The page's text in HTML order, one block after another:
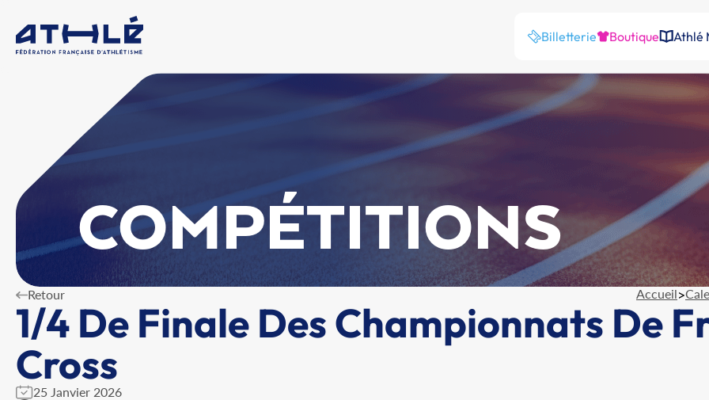
Billetterie Boutique Athlé
COMPÉTITIONS
Retour Accueil>
1/4 De Finale Des Championnats De
Cross
25 Janvier 2026